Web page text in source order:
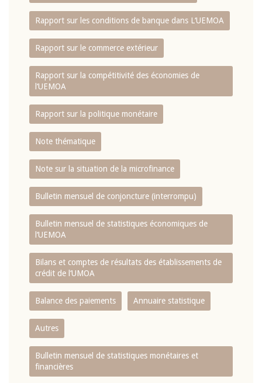
Rapport sur les conditions de banque dans L‘UEMOA
Rapport sur le commerce extérieur
Rapport sur la compétitivité des économies de
l‘UEMOA
Rapport sur la politique monétaire
Note thématique
Note sur la situation de la microfinance
Bulletin mensuel de conjoncture (interrompu)
Bulletin mensuel de statistiques économiques de
l‘UEMOA
Bilans et comptes de résultats des établissements de
crédit de l‘UMOA
Balance des paiements Annuaire statistique
Autres
Bulletin mensuel de statistiques monétaires et
financières